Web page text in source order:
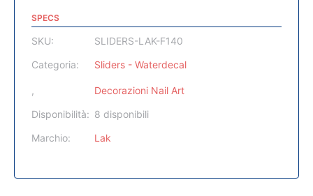
SPECS
SKU:
SLIDERS-LAK-F140
Categoria:
Sliders - Waterdecal
,
Decorazioni Nail Art
Disponibilità: 8 disponibili
Marchio:
Lak